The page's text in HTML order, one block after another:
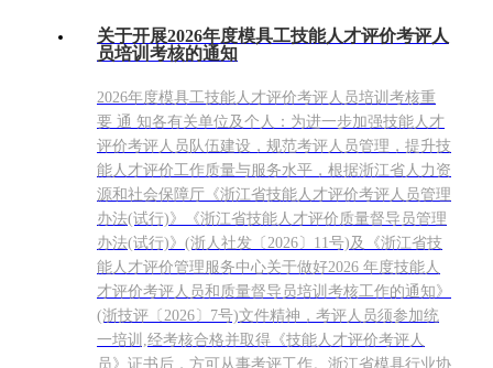
关于开展2026年度模具工技能人才评价考评人
员培训考核的通知
2026年度模具工技能人才评价考评人员培训考核重
要 通 知各有关单位及个人：为进一步加强技能人才
评价考评人员队伍建设，规范考评人员管理，提升技
能人才评价工作质量与服务水平，根据浙江省人力资
源和社会保障厅《浙江省技能人才评价考评人员管理
办法(试行)》《浙江省技能人才评价质量督导员管理
办法(试行)》(浙人社发〔2026〕11号)及《浙江省技
能人才评价管理服务中心关于做好2026 年度技能人
才评价考评人员和质量督导员培训考核工作的通知》
(浙技评〔2026〕7号)文件精神，考评人员须参加统
一培训,经考核合格并取得《技能人才评价考评人
员》证书后，方可从事考评工作。浙江省模具行业协